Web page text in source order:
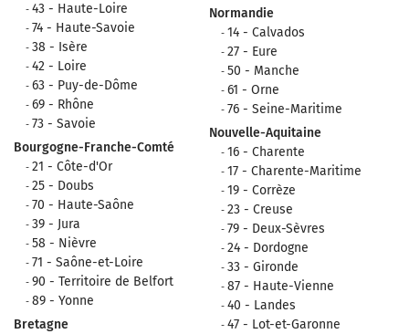
43 - Haute-Loire
74 - Haute-Savoie
38 - Isère
42 - Loire
63 - Puy-de-Dôme
69 - Rhône
73 - Savoie
Bourgogne-Franche-Comté
21 - Côte-d'Or
25 - Doubs
70 - Haute-Saône
39 - Jura
58 - Nièvre
71 - Saône-et-Loire
90 - Territoire de Belfort
89 - Yonne
Bretagne
Normandie
14 - Calvados
27 - Eure
50 - Manche
61 - Orne
76 - Seine-Maritime
Nouvelle-Aquitaine
16 - Charente
17 - Charente-Maritime
19 - Corrèze
23 - Creuse
79 - Deux-Sèvres
24 - Dordogne
33 - Gironde
87 - Haute-Vienne
40 - Landes
47 - Lot-et-Garonne